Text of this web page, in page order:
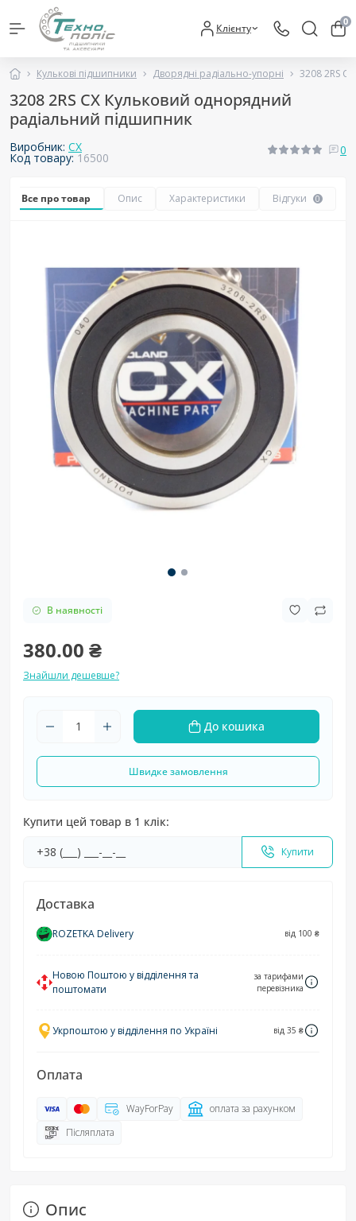
Клієнту 0
Кулькові підшипники Дворядні радіально-упорні 3208 2RS
3208 2RS CX Кульковий однорядний
радіальний підшипник
Виробник: CX
Код товару:16500
0
Все про товар Опис Характеристики Відгуки 0
В наявності
380.00 ₴
Знайшли дешевше?
До кошика
Швидке замовлення
Купити цей товар в 1 клік:
Купити
Доставка
ROZETKA Delivery від 100 ₴
Новою Поштою у відділення та
поштомати
за тарифами
перевізника
Укрпоштою у відділення по Україні від 35 ₴
Оплата
WayForPay
оплата за рахунком
Післяплата
Опис